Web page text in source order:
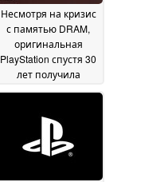
Несмотря на кризис
с памятью DRAM,
оригинальная
PlayStation спустя 30
лет получила
значительное 8-
характеристик